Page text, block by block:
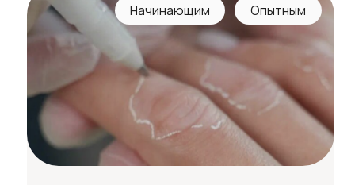
Начинающим Опытным